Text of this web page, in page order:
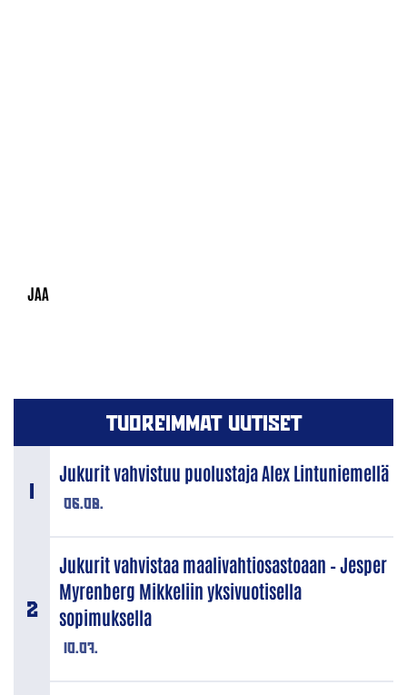
TUOREIMMAT UUTISET
06.08.
Jukurit vahvistuu puolustaja Alex Lintuniemellä
10.07.
Jukurit vahvistaa maalivahtiosastoaan – Jesper
Myrenberg Mikkeliin yksivuotisella
sopimuksella